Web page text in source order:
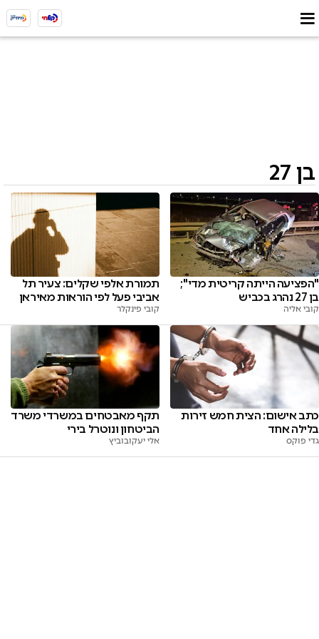
בן 27
"הפציעה הייתה קריטית מדי";
בן 27 נהרג בכביש
קובי אליה
תמורת אלפי שקלים: צעיר תל
אביבי פעל לפי הוראות מאיראן
קובי פינקלר
כתב אישום: הצית חמש זירות
בלילה אחד
גדי פוקס
תקף מאבטחים במשרדי משרד
הביטחון ונוטרל בירי
אלי יעקובוביץ